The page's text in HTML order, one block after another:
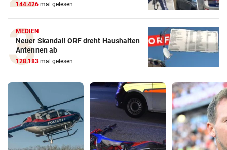
144.426 mal gelesen
MEDIEN
Neuer Skandal! ORF dreht Haushalten
Antennen ab
128.183 mal gelesen